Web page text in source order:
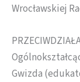
Wrocławskiej
Gwizda